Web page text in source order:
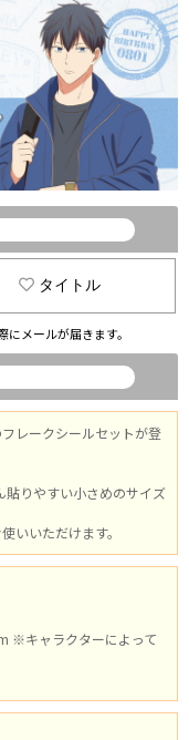
タイトル
メールが届きます。
レークシールセットが登
貼りやすい小さめのサイズ
いいただけます。
※キャラクターによって